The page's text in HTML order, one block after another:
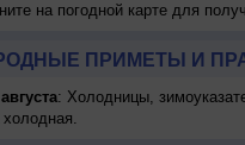
на погодной карте для
ПРИМЕТЫ И
: Холодницы,